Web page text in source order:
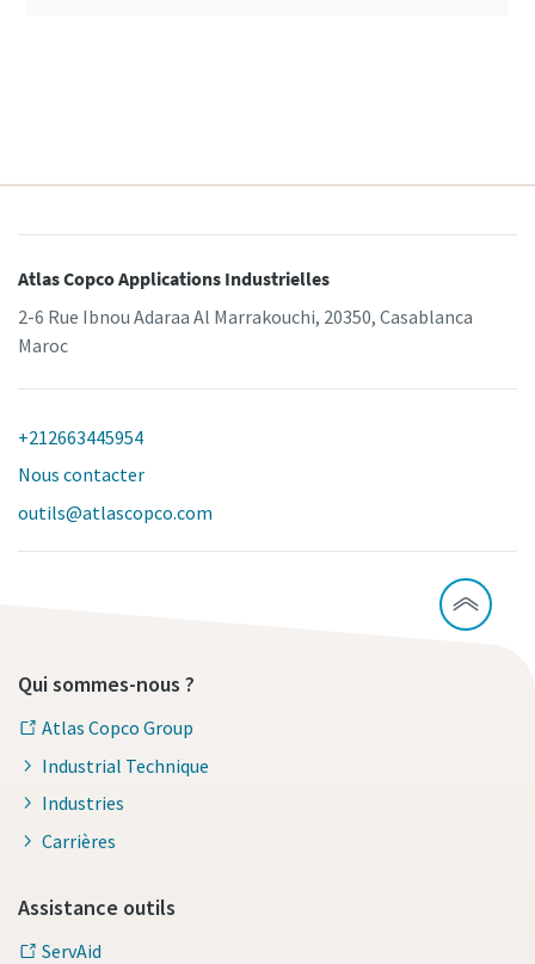
Atlas Copco Applications Industrielles
2-6 Rue Ibnou Adaraa Al Marrakouchi, 20350, Casablanca
Maroc
+212663445954
Nous contacter
outils@atlascopco.com
Qui sommes-nous ?
Atlas Copco Group
Industrial Technique
Industries
Carrières
Assistance outils
ServAid